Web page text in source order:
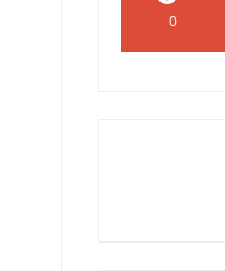
0